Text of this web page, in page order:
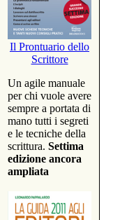
Il Prontuario dello
Scrittore
Un agile manuale
per chi vuole avere
sempre a portata di
mano tutti i segreti
e le tecniche della
scrittura. Settima
edizione ancora
ampliata